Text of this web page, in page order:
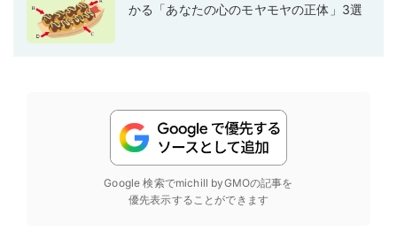
かる「あなたの心のモヤモヤの正体」3選
Google 検索でmichill byGMOの記事を
優先表示することができます